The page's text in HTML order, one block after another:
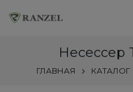
Несессер
ГЛАВНАЯ КАТАЛОГ